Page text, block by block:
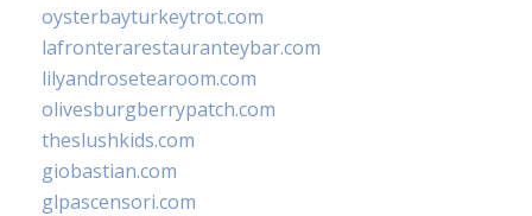
oysterbayturkeytrot.com
lafronterarestauranteybar.com
lilyandrosetearoom.com
olivesburgberrypatch.com
theslushkids.com
giobastian.com
glpascensori.com